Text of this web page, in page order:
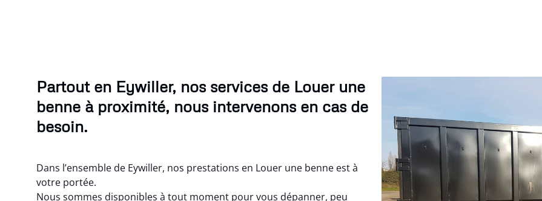
Partout en Eywiller, nos services de Louer une
benne à proximité, nous intervenons en cas de
besoin.
Dans l’ensemble de Eywiller, nos prestations en Louer une benne est à
votre portée.
Nous sommes disponibles à tout moment pour vous dépanner, peu